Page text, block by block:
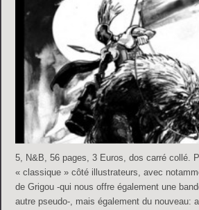
5, N&B, 56 pages, 3 Euros, dos carré collé.
« classique » côté illustrateurs, avec
de Grigou -qui nous offre également une
autre pseudo-, mais également du nouveau: